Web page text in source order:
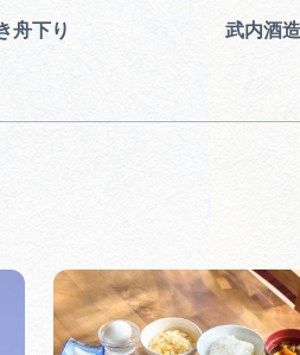
舟下り 武内酒